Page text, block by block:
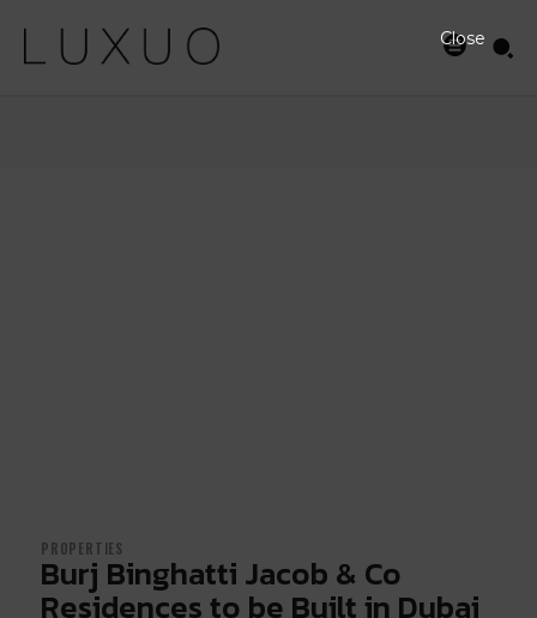
PROPERTIES
Burj Binghatti Jacob & Co
Residences to be Built in Dubai
Close